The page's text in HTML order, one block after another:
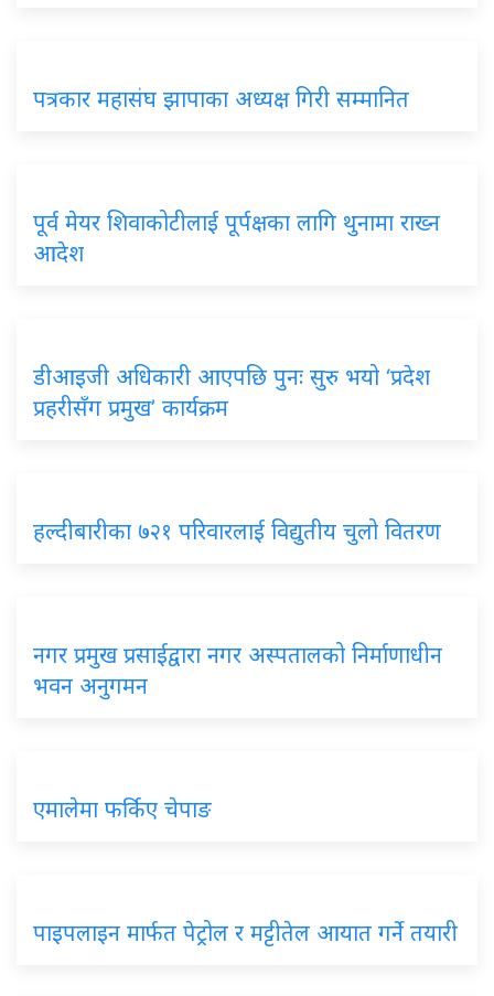
पत्रकार महासंघ झापाका अध्यक्ष गिरी सम्मानित
पूर्व मेयर शिवाकोटीलाई पूर्पक्षका लागि थुनामा राख्न
आदेश
डीआइजी अधिकारी आएपछि पुनः सुरु भयो ‘प्रदेश
प्रहरीसँग प्रमुख’ कार्यक्रम
हल्दीबारीका ७२१ परिवारलाई विद्युतीय चुलो वितरण
नगर प्रमुख प्रसाईद्वारा नगर अस्पतालको निर्माणाधीन
भवन अनुगमन
एमालेमा फर्किए चेपाङ
पाइपलाइन मार्फत पेट्रोल र मट्टीतेल आयात गर्ने तयारी